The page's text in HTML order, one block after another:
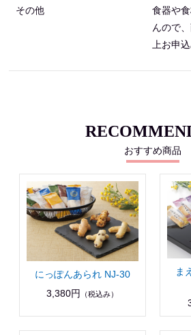
その他
食器や
んので
上お申
おすすめ商品
にっぽんあられ NJ-30
3,380円
（税込み）
ま